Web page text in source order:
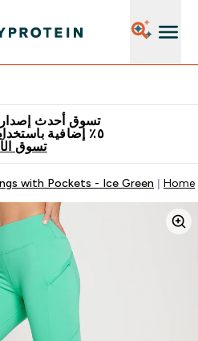
تسوق أحدث
٥٪ إضافية باستخدام كود محدود
تسوق
Home
with Pockets - Ice Green